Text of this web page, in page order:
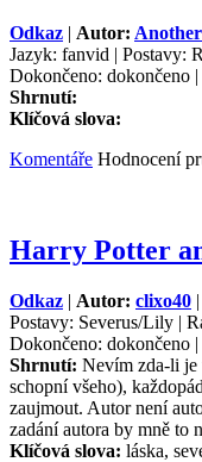
Odkaz | Autor:
Jazyk: fanvid | Postavy:
Dokončeno: dokončeno
Shrnutí:
Klíčová slova:
Komentáře Hodnocení
Harry Potter
Odkaz | Autor: clixo40 |
Postavy: Severus/Lily |
Dokončeno: dokončeno |
Shrnutí: Nevím zda-li je
schopní všeho),
zaujmout. Autor není
zadání autora by mně to
Klíčová slova: láska,